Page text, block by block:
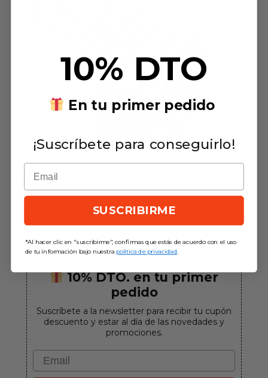
Fular a cuadros azul y oliva de algodón orgánico
24,90
era:
precio
actual
es:
10% DTO. en tu primer
pedido
Suscríbete a la newsletter para recibir tu cupón
descuento y estar al día de las novedades y
promociones.
Email
10% DTO
En tu primer pedido
¡Suscríbete para conseguirlo!
SUSCRIBIRME
*Al hacer clic en "suscribirme", confirmas que estás de acuerdo con el uso
de tu información bajo nuestra política de privacidad.